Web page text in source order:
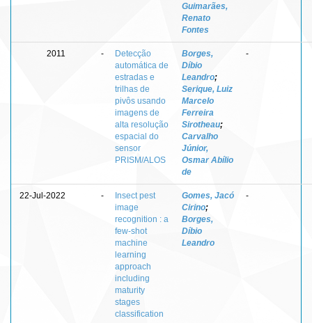
Guimarães,
Renato
Fontes
2011 -
Detecção
automática de
estradas e
trilhas de
pivôs usando
imagens de
alta resolução
espacial do
sensor
PRISM/ALOS
Borges,
Díbio
Leandro;
Serique, Luiz
Marcelo
Ferreira
Sirotheau;
Carvalho
Júnior,
Osmar Abílio
de
-
22-Jul-2022 -
Insect pest
image
recognition : a
few-shot
machine
learning
approach
including
maturity
stages
classification
Gomes, Jacó
Cirino;
Borges,
Díbio
Leandro
-